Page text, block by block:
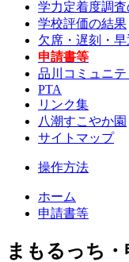
学力定着度調
学校評価の結果
欠席・遅刻・
申請書等
品川コミュニ
PTA
リンク集
八潮すこやか園
サイトマップ
操作方法
ホーム
申請書等
まもるっち